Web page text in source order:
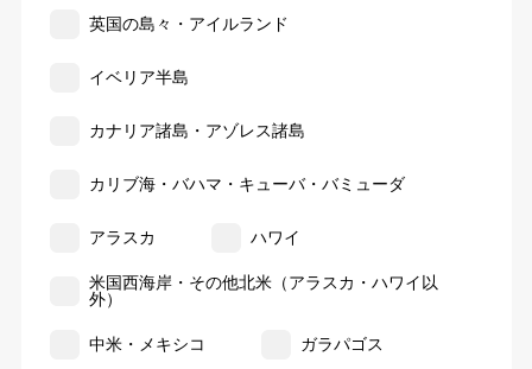
英国の島々・アイルランド
イベリア半島
カナリア諸島・アゾレス諸島
カリブ海・バハマ・キューバ・バミューダ
アラスカ ハワイ
米国西海岸・その他北米（アラスカ・ハワイ以
外）
中米・メキシコ ガラパゴス